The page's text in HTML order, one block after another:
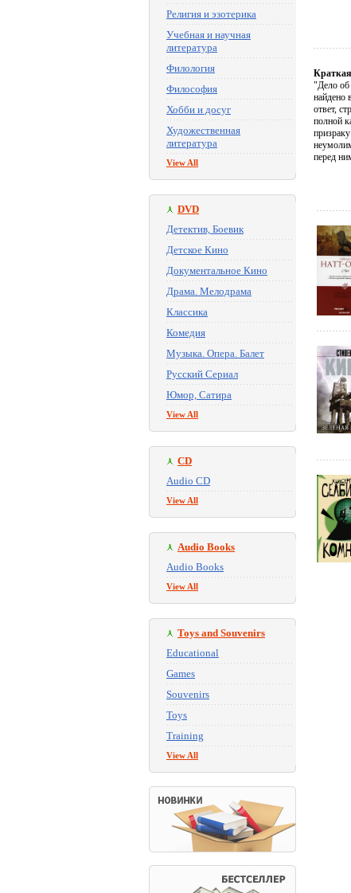
Религия и эзотерика
Учебная и научная
литература
Филология
Философия
Хобби и досуг
Художественная
литература
View All
DVD
Детектив, Боевик
Детское Кино
Документальное Кино
Драма. Мелодрама
Классика
Комедия
Музыка. Опера. Балет
Русский Сериал
Юмор, Сатира
View All
CD
Audio CD
View All
Audio Books
Audio Books
View All
Toys and Souvenirs
Educational
Games
Souvenirs
Toys
Training
View All
"Дело об
найдено
ответ,
полной
перед